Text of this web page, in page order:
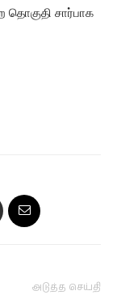
சார்பாக
அடுத்த செய்தி